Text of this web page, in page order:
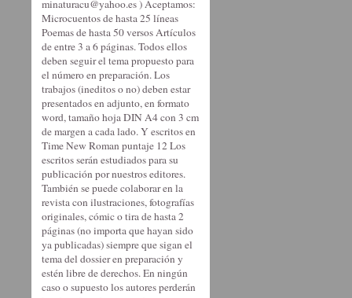
minaturacu@yahoo.es ) Aceptamos:
Microcuentos de hasta 25 líneas
Poemas de hasta 50 versos Artículos
de entre 3 a 6 páginas. Todos ellos
deben seguir el tema propuesto para
el número en preparación. Los
trabajos (ineditos o no) deben estar
presentados en adjunto, en formato
word, tamaño hoja DIN A4 con 3 cm
de margen a cada lado. Y escritos en
Time New Roman puntaje 12 Los
escritos serán estudiados para su
publicación por nuestros editores.
También se puede colaborar en la
revista con ilustraciones, fotografías
originales, cómic o tira de hasta 2
páginas (no importa que hayan sido
ya publicadas) siempre que sigan el
tema del dossier en preparación y
estén libre de derechos. En ningún
caso o supuesto los autores perderán